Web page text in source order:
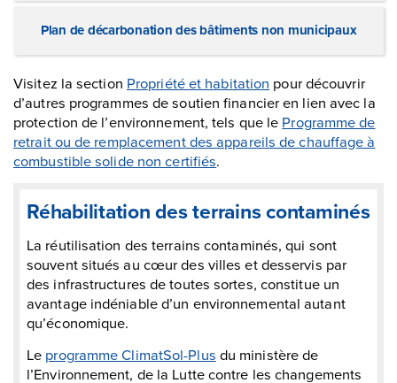
Plan de décarbonation des bâtiments non municipaux
Visitez la section Propriété et habitation pour découvrir
d’autres programmes de soutien financier en lien avec la
protection de l’environnement, tels que le Programme de
retrait ou de remplacement des appareils de chauffage à
combustible solide non certifiés.
Réhabilitation des terrains contaminés
La réutilisation des terrains contaminés, qui sont
souvent situés au cœur des villes et desservis par
des infrastructures de toutes sortes, constitue un
avantage indéniable d’un environnemental autant
qu’économique.
Le programme ClimatSol-Plus du ministère de
l’Environnement, de la Lutte contre les changements